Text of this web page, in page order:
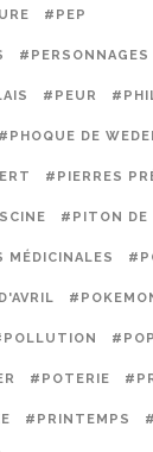
#PEP
#PERSONNAGES
#PEUR
#PHOQUE DE
#PIERRES
#PITON DE
MÉDICINALES
#POTERIE
#PRINTEMPS